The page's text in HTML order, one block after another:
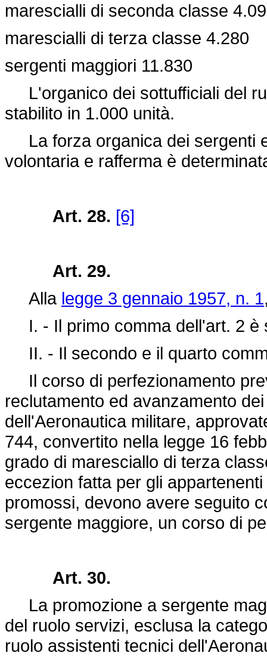
marescialli di seconda classe
marescialli di terza classe 4.280
sergenti maggiori 11.830
L'organico dei sottufficiali del
stabilito in 1.000 unità.
La forza organica dei sergenti
volontaria e rafferma è
Art. 28. [6]
Art. 29.
Alla legge 3 gennaio 1957, n. 1
I. - Il primo comma dell'art. 2 è
II. - Il secondo e il quarto
Il corso di perfezionamento
reclutamento ed avanzamento
dell'Aeronautica militare,
744, convertito nella legge 16
grado di maresciallo di terza
eccezion fatta per gli
promossi, devono avere seguito
sergente maggiore, un corso di
Art. 30.
La promozione a sergente
del ruolo servizi, esclusa la
ruolo assistenti tecnici